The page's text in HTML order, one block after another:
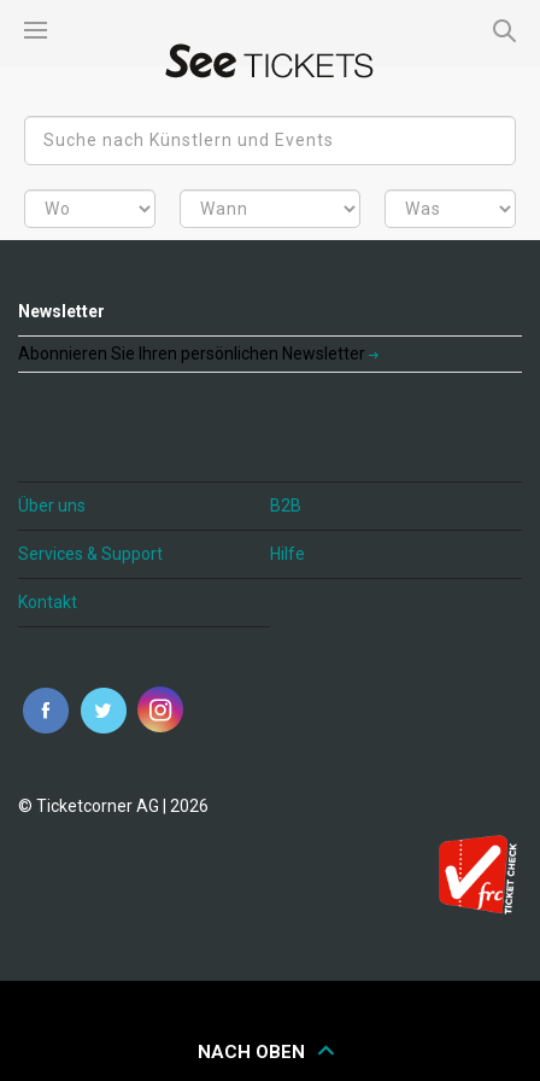
Newsletter
Abonnieren Sie Ihren persönlichen Newsletter
Über uns B2B
Services & Support Hilfe
Kontakt
© Ticketcorner AG | 2026
NACH OBEN